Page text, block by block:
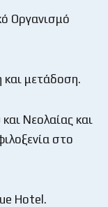
Οργανισμό
και μετάδοση.
Νεολαίας και
στο
Hotel.